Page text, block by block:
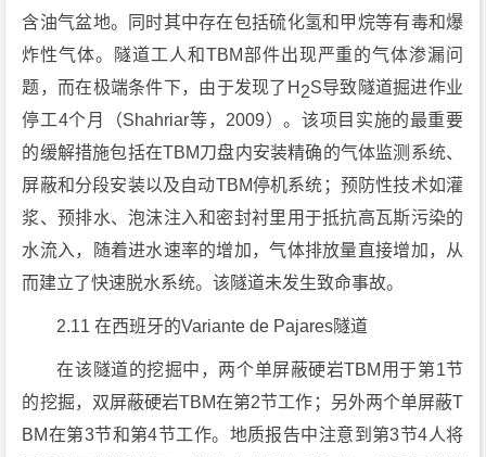
含油气盆地。同时其中存在包括硫化氢和甲烷等有毒和爆
炸性气体。隧道工人和TBM部件出现严重的气体渗漏问
题，而在极端条件下，由于发现了H 2S导致隧道掘进作业
停工4个月（Shahriar等，2009）。该项目实施的最重要
的缓解措施包括在TBM刀盘内安装精确的气体监测系统、
屏蔽和分段安装以及自动TBM停机系统；预防性技术如灌
浆、预排水、泡沫注入和密封衬里用于抵抗高瓦斯污染的
水流入，随着进水速率的增加，气体排放量直接增加，从
而建立了快速脱水系统。该隧道未发生致命事故。
2.11 在西班牙的Variante de Pajares隧道
在该隧道的挖掘中，两个单屏蔽硬岩TBM用于第1节
的挖掘，双屏蔽硬岩TBM在第2节工作；另外两个单屏蔽T
BM在第3节和第4节工作。地质报告中注意到第3节4人将